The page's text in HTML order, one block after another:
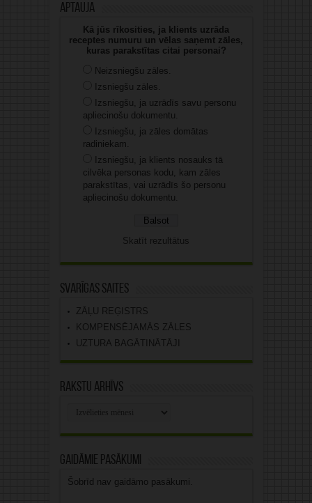
Aptauja
Kā jūs rīkosities, ja klients uzrāda
receptes numuru un vēlas saņemt zāles,
kuras parakstītas citai personai?
Neizsniegšu zāles.
Izsniegšu zāles.
Izsniegšu, ja uzrādīs savu personu
apliecinošu dokumentu.
Izsniegšu, ja zāles domātas
radiniekam.
Izsniegšu, ja klients nosauks tā
cilvēka personas kodu, kam zāles
parakstītas, vai uzrādīs šo personu
apliecinošu dokumentu.
Skatīt rezultātus
Svarīgas saites
ZĀĻU REĢISTRS
KOMPENSĒJAMĀS ZĀLES
UZTURA BAGĀTINĀTĀJI
Rakstu arhīvs
Gaidāmie pasākumi
Šobrīd nav gaidāmo pasākumi.